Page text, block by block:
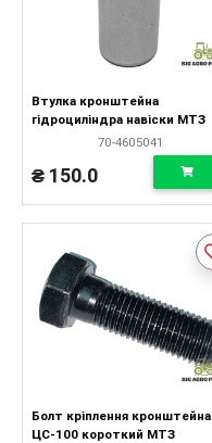
Втулка кронштейна
гідроциліндра навіски МТЗ
70-4605041
₴ 150.0
Болт кріплення кронштейна
ЦС-100 короткий МТЗ